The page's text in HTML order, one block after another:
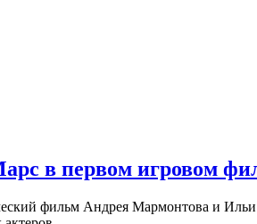
в первом игровом
фильм Андрея Мармонтова и